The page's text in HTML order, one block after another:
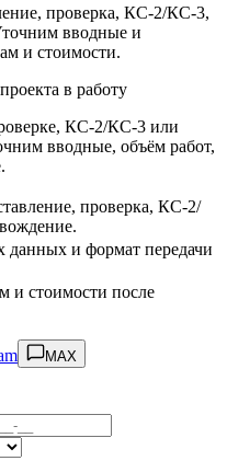
проверка, КС-2/КС-3,
вводные и
и стоимости.
в работу
КС-2/КС-3 или
вводные, объём работ,
проверка, КС-2/
данных и формат передачи
и стоимости после
MAX